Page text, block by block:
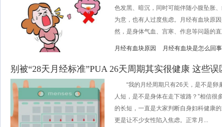
色发黑、暗沉，同时可能伴随小腹坠胀
为意，也有人过度焦虑。月经有血块原
然，是身体气血、宫寒、作息等问题的
月经有血块原因 月经有血块是怎么回事
别被“28天月经标准”PUA 26天周期其实很健康 这些
“我的月经周期只有26天，是不是卵
人短，是不是身体在走下坡路？”相信很
的长短，一直是大家判断自身妇科健康
更是让不少女性陷入焦虑。正常月...